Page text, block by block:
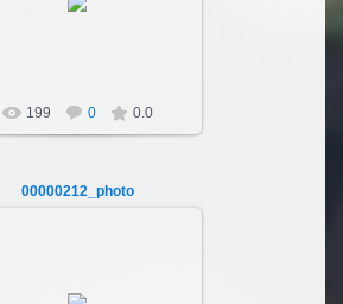
199 0 0.0
00000212_photo